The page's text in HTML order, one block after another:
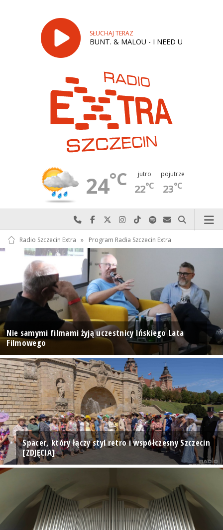
SŁUCHAJ TERAZ
BUNT. & MALOU - I NEED U
24°C jutro
22°C
pojutrze
23°C
Najlepiej po prostu do nas zadzwoń
Odwiedź nas na Facebook-u
Odwiedź nas na X
Odwiedź nas na Instagram-ie
Odwiedź nas na TikTok-u
Szukaj nas na Spotify
Wyślij do nas
Szukaj
Radio Szczecin Extra » Program Radia Szczecin Extra
Nie samymi filmami żyją uczestnicy Ińskiego Lata
Filmowego
Spacer, który łączy styl retro i współczesny Szczecin
[ZDJĘCIA]